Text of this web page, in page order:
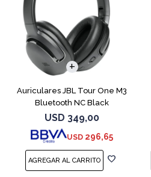
Auriculares JBL Tour One M3
Bluetooth NC Black
USD 349,00
USD 296,65